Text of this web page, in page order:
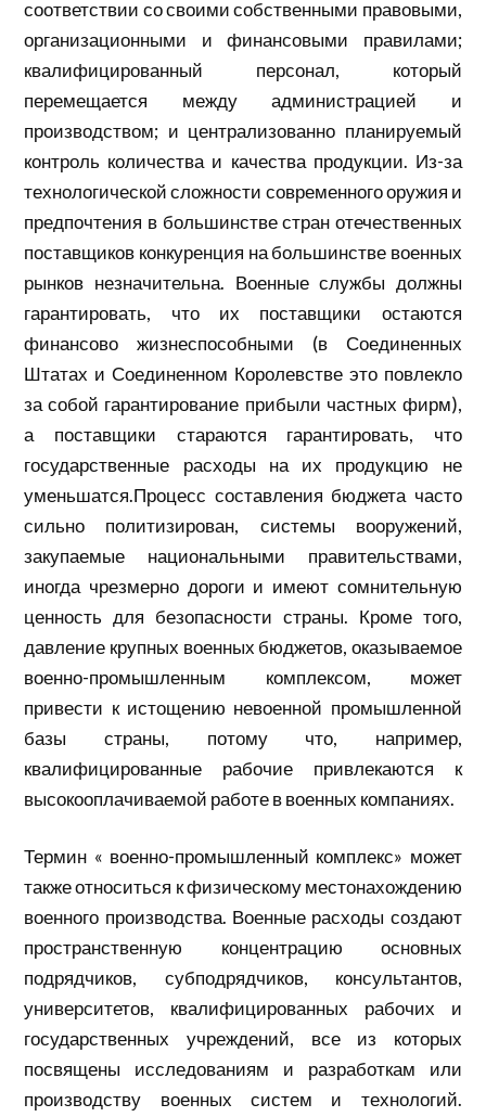
соответствии со своими собственными правовыми,
организационными и финансовыми правилами;
квалифицированный персонал, который
перемещается между администрацией и
производством; и централизованно планируемый
контроль количества и качества продукции. Из-за
технологической сложности современного оружия и
предпочтения в большинстве стран отечественных
поставщиков конкуренция на большинстве военных
рынков незначительна. Военные службы должны
гарантировать, что их поставщики остаются
финансово жизнеспособными (в Соединенных
Штатах и ​​Соединенном Королевстве это повлекло
за собой гарантирование прибыли частных фирм),
а поставщики стараются гарантировать, что
государственные расходы на их продукцию не
уменьшатся.Процесс составления бюджета часто
сильно политизирован, системы вооружений,
закупаемые национальными правительствами,
иногда чрезмерно дороги и имеют сомнительную
ценность для безопасности страны. Кроме того,
давление крупных военных бюджетов, оказываемое
военно-промышленным комплексом, может
привести к истощению невоенной промышленной
базы страны, потому что, например,
квалифицированные рабочие привлекаются к
высокооплачиваемой работе в военных компаниях.
Термин « военно-промышленный комплекс» может
также относиться к физическому местонахождению
военного производства. Военные расходы создают
пространственную концентрацию основных
подрядчиков, субподрядчиков, консультантов,
университетов, квалифицированных рабочих и
государственных учреждений, все из которых
посвящены исследованиям и разработкам или
производству военных систем и технологий.